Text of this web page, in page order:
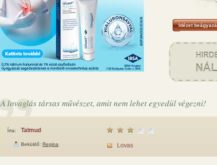
Idézet
A lovaglás társas művészet, amit nem lehet egyedül végezni!
Írta: Talmud
Beküldő: Regina Lovas